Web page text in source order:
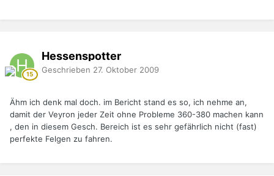
Hessenspotter
Geschrieben 27. Oktober 2009
Ähm ich denk mal doch. im Bericht stand es so, ich nehme an,
damit der Veyron jeder Zeit ohne Probleme 360-380 machen kann
, den in diesem Gesch. Bereich ist es sehr gefährlich nicht (fast)
perfekte Felgen zu fahren.